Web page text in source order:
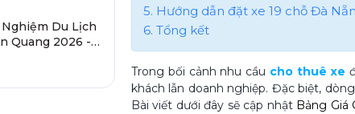
5. Hướng dẫn đặt xe 19 chỗ Đà
6. Tổng kết
Trong bối cảnh nhu cầu cho thuê xe
khách lẫn doanh nghiệp. Đặc biệt,
Bài viết dưới đây sẽ cập nhật Bảng Giá
Du Lịch
Quang 2026 -